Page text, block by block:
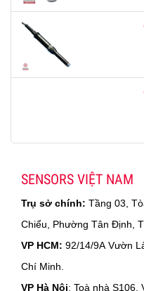
SENSORS VIỆT NAM
Trụ sở chính: Tầng 03,
Chiểu, Phường Tân Định,
VP HCM: 92/14/9A Vườn
Chí Minh.
VP Hà Nội: Toà nhà S106,